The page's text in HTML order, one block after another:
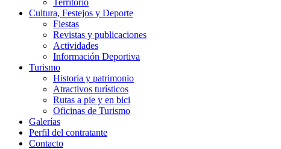
Territorio
Cultura, Festejos y Deporte
Fiestas
Revistas y publicaciones
Actividades
Información Deportiva
Turismo
Historia y patrimonio
Atractivos turísticos
Rutas a pie y en bici
Oficinas de Turismo
Galerías
Perfil del contratante
Contacto